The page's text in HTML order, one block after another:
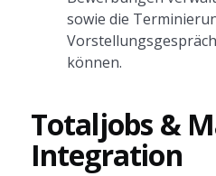
sowie die
können.
Totaljobs &
Integration